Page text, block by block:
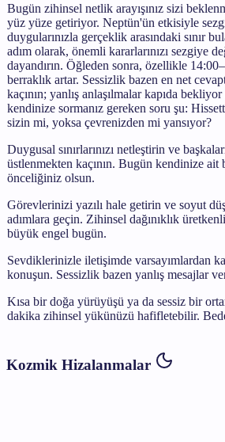
Bugün zihinsel netlik arayışınız sizi
yüz yüze getiriyor. Neptün'ün etkisiyle
duygularınızla gerçeklik arasındaki sınır
adım olarak, önemli kararlarınızı sezgiye
dayandırın. Öğleden sonra, özellikle
berraklık artar. Sessizlik bazen en net
kaçının; yanlış anlaşılmalar kapıda
kendinize sormanız gereken soru şu:
sizin mi, yoksa çevrenizden mi yansıyor?
Duygusal sınırlarınızı netleştirin ve
üstlenmekten kaçının. Bugün kendinize ait
önceliğiniz olsun.
Görevlerinizi yazılı hale getirin ve soyut
adımlara geçin. Zihinsel dağınıklık
büyük engel bugün.
Sevdiklerinizle iletişimde varsayımlardan
konuşun. Sessizlik bazen yanlış mesajlar
Kısa bir doğa yürüyüşü ya da sessiz bir
dakika zihinsel yükünüzü hafifletebilir.
Kozmik Hizalanmalar